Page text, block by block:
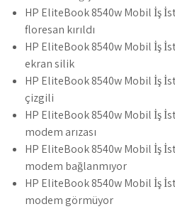
HP EliteBook 8540w Mobil İş
floresan kırıldı
HP EliteBook 8540w Mobil İş
ekran silik
HP EliteBook 8540w Mobil İş
çizgili
HP EliteBook 8540w Mobil İş
modem arızası
HP EliteBook 8540w Mobil İş
modem bağlanmıyor
HP EliteBook 8540w Mobil İş
modem görmüyor